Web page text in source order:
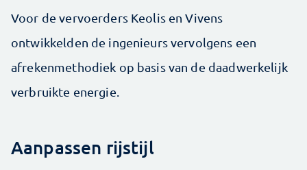
Voor de vervoerders Keolis en Vivens
ontwikkelden de ingenieurs vervolgens een
afrekenmethodiek op basis van de daadwerkelijk
verbruikte energie.
Aanpassen rijstijl